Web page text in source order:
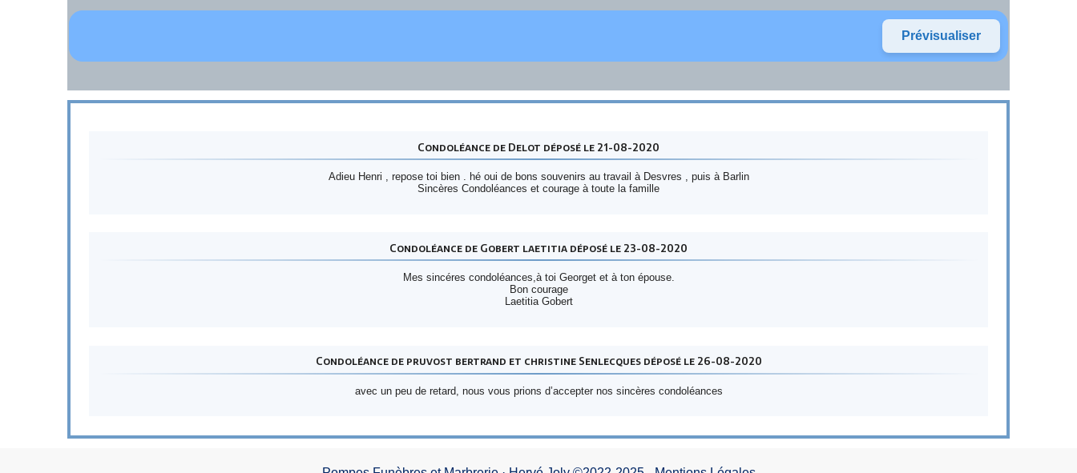
Condoléance de Delot déposé le 21-08-2020
Adieu Henri , repose toi bien . hé oui de bons souvenirs au travail à Desvres , puis à Barlin
Sincères Condoléances et courage à toute la famille
Condoléance de Gobert laetitia déposé le 23-08-2020
Mes sincéres condoléances,à toi Georget et à ton épouse.
Bon courage
Laetitia Gobert
Condoléance de pruvost bertrand et christine Senlecques déposé le 26-08-2020
avec un peu de retard, nous vous prions d’accepter nos sincères condoléances